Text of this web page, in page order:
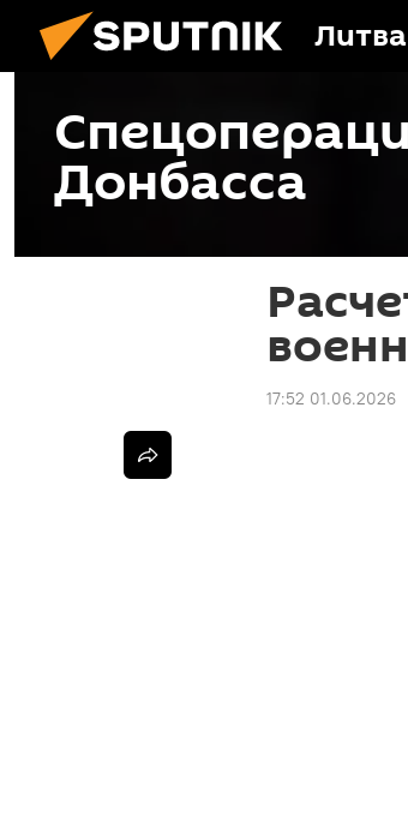
Литва
Донбасса
17:52 01.06.2026